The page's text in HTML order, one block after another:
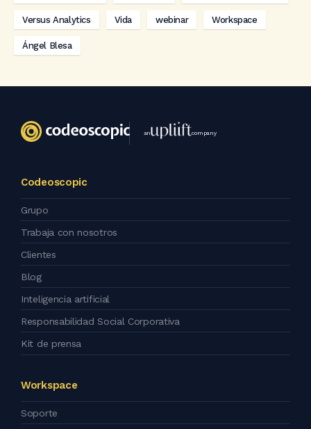
Versus Analytics Vida webinar Workspace
Ángel Blesa
an company
Codeoscopic
Grupo
Trabaja con nosotros
Clientes
Blog
Inteligencia artificial
Responsabilidad Social Corporativa
Kit de prensa
Workspace
Soporte